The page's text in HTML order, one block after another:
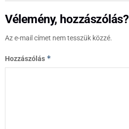
Vélemény, hozzászólás?
Az e-mail címet nem tesszük közzé.
Hozzászólás *